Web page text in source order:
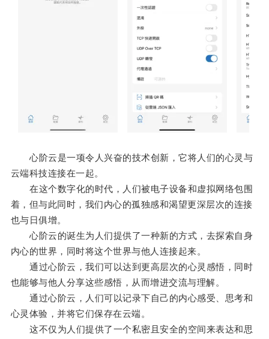
心阶云是一项令人兴奋的技术创新，它将人们的心灵与
云端科技连接在一起。
在这个数字化的时代，人们被电子设备和虚拟网络包围
着，但与此同时，我们内心的孤独感和渴望更深层次的连接
也与日俱增。
心阶云的诞生为人们提供了一种新的方式，去探索自身
内心的世界，同时将这个世界与他人连接起来。
通过心阶云，我们可以达到更高层次的心灵感悟，同时
也能够与他人分享这些感悟，从而增进交流与理解。
通过心阶云，人们可以记录下自己的内心感受、思考和
心灵体验，并将它们保存在云端。
这不仅为人们提供了一个私密且安全的空间来表达和思